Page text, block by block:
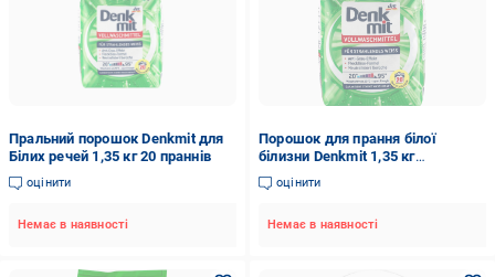
Пральний порошок Denkmit для
Білих речей 1,35 кг 20 праннів
оцінити
Немає в наявності
Порошок для прання білої
білизни Denkmit 1,35 кг
(1790204478)
оцінити
Немає в наявності